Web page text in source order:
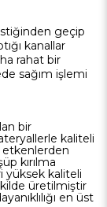
geçip
kanallar
rahat bir
sağım işlemi
bir
kaliteli
etkenlerden
kırılma
yüksek kaliteli
üretilmiştir
en üst